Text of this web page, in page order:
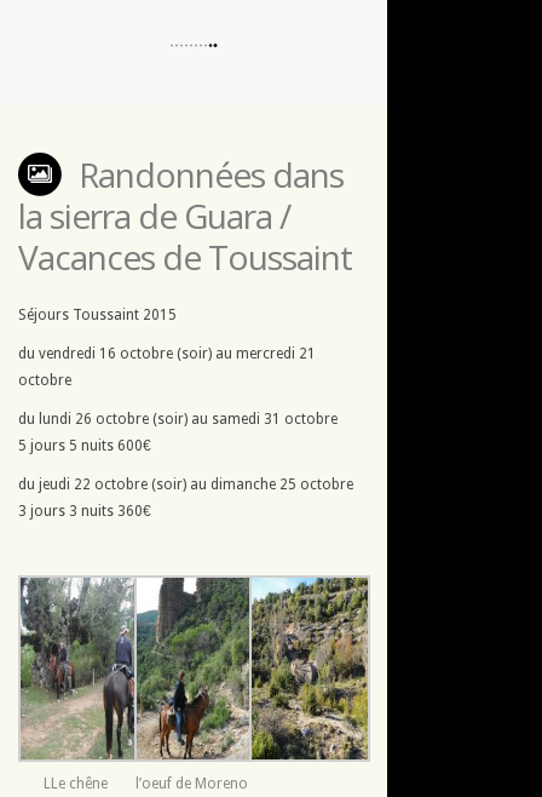
Randonnées dans
la sierra de Guara /
Vacances de Toussaint
Séjours Toussaint 2015
du vendredi 16 octobre (soir) au mercredi 21
octobre
du lundi 26 octobre (soir) au samedi 31 octobre
5 jours 5 nuits 600€
du jeudi 22 octobre (soir) au dimanche 25 octobre
3 jours 3 nuits 360€
LLe chêne
l’oeuf de Moreno